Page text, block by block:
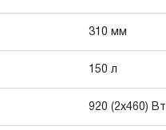
310 мм
150 л
920 (2x460) Вт